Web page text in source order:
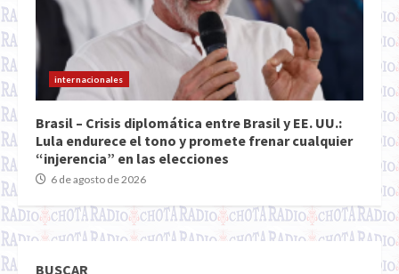
internacionales
Brasil – Crisis diplomática entre Brasil y EE. UU.:
Lula endurece el tono y promete frenar cualquier
“injerencia” en las elecciones
6 de agosto de 2026
BUSCAR